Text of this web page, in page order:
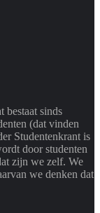
bestaat sinds
(dat vinden
Studentenkrant is
door studenten
zijn we zelf. We
we denken dat